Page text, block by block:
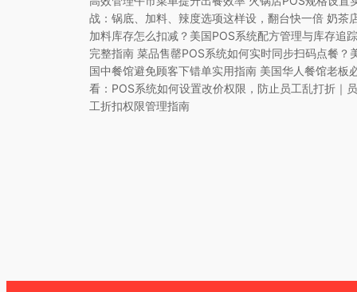
战：锅底、加料、辣度选项这样设，翻台快一倍 奶茶
加料库存怎么扣减？美国POS系统配方管理与库存追踪
完整指南 菜品售罄POS系统如何实时同步扫码点餐？
国中餐馆避免顾客下错单实用指南 美国华人餐馆老板
看：POS系统如何设置改价权限，防止员工乱打折｜员
工折扣权限管理指南